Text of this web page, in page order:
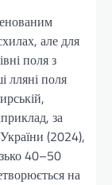
але для
поля з
лляні поля
за
(2024),
40–50
на